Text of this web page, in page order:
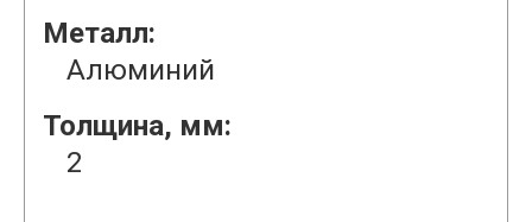
Металл:
Алюминий
Толщина, мм:
2